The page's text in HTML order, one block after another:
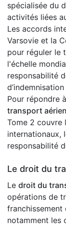
spécialisée du
activités liées
Les accords
Varsovie et la
pour réguler le
l'échelle
responsabilité
Pour répondre
transport
Tome 2 couvre
internationaux,
responsabilité
Le droit du
Le droit du
opérations de
franchissement
notamment les